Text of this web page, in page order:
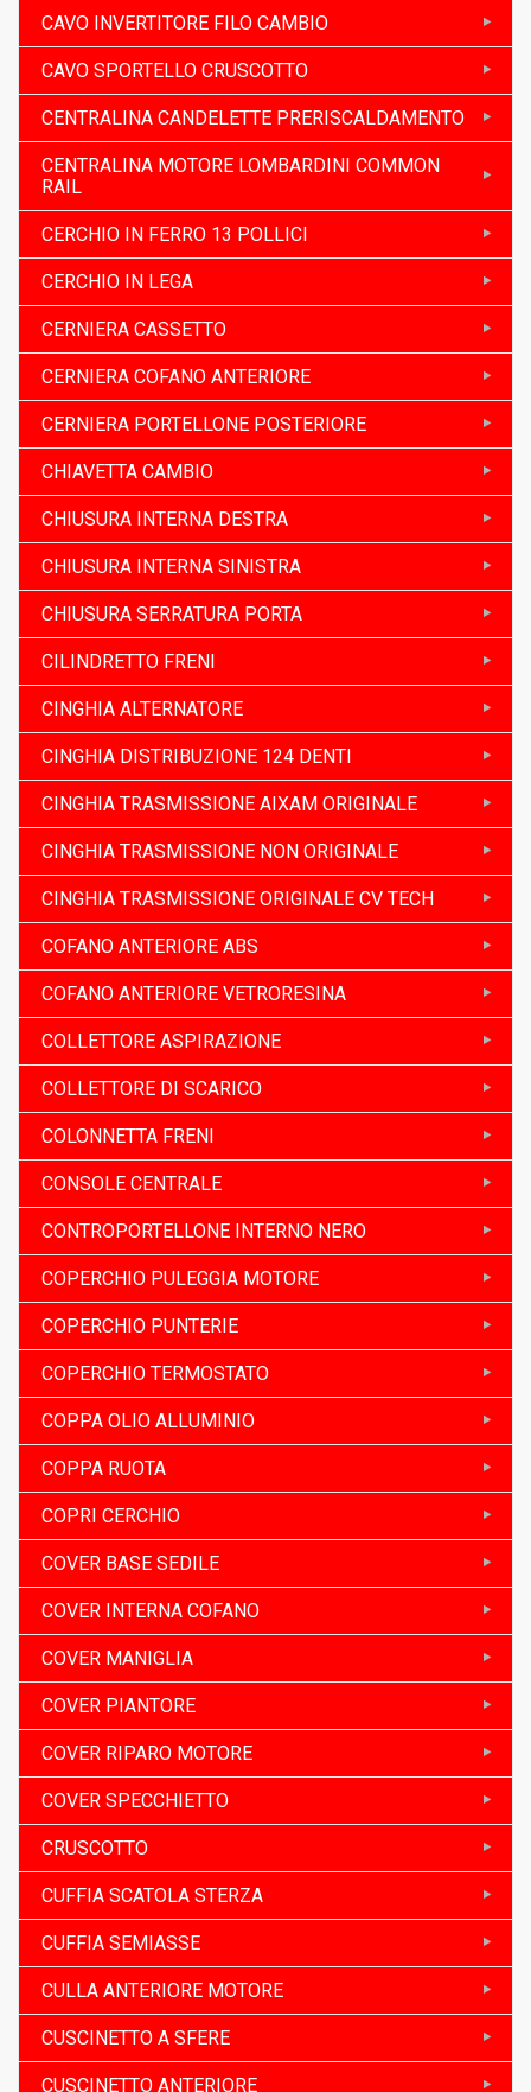
CAVO INVERTITORE FILO CAMBIO
CAVO SPORTELLO CRUSCOTTO
CENTRALINA CANDELETTE PRERISCALDAMENTO
CENTRALINA MOTORE LOMBARDINI COMMON
RAIL
CERCHIO IN FERRO 13 POLLICI
CERCHIO IN LEGA
CERNIERA CASSETTO
CERNIERA COFANO ANTERIORE
CERNIERA PORTELLONE POSTERIORE
CHIAVETTA CAMBIO
CHIUSURA INTERNA DESTRA
CHIUSURA INTERNA SINISTRA
CHIUSURA SERRATURA PORTA
CILINDRETTO FRENI
CINGHIA ALTERNATORE
CINGHIA DISTRIBUZIONE 124 DENTI
CINGHIA TRASMISSIONE AIXAM ORIGINALE
CINGHIA TRASMISSIONE NON ORIGINALE
CINGHIA TRASMISSIONE ORIGINALE CV TECH
COFANO ANTERIORE ABS
COFANO ANTERIORE VETRORESINA
COLLETTORE ASPIRAZIONE
COLLETTORE DI SCARICO
COLONNETTA FRENI
CONSOLE CENTRALE
CONTROPORTELLONE INTERNO NERO
COPERCHIO PULEGGIA MOTORE
COPERCHIO PUNTERIE
COPERCHIO TERMOSTATO
COPPA OLIO ALLUMINIO
COPPA RUOTA
COPRI CERCHIO
COVER BASE SEDILE
COVER INTERNA COFANO
COVER MANIGLIA
COVER PIANTORE
COVER RIPARO MOTORE
COVER SPECCHIETTO
CRUSCOTTO
CUFFIA SCATOLA STERZA
CUFFIA SEMIASSE
CULLA ANTERIORE MOTORE
CUSCINETTO A SFERE
CUSCINETTO ANTERIORE